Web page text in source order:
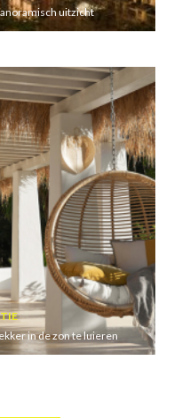
uitzicht
in de zon te luieren